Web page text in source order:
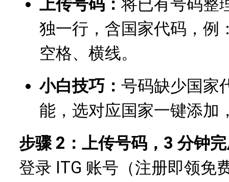
上传号码： 将已有号码整
独一行，含国家代码，例
空格、横线。
小白技巧： 号码缺少国家
能，选对应国家一键添加
步骤 2：上传号码，3 分钟
登录 ITG 账号（注册即领免